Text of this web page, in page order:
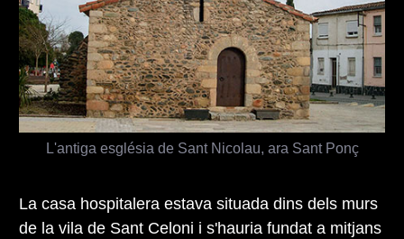
L'antiga església de Sant Nicolau, ara Sant Ponç
La casa hospitalera estava situada dins dels murs
de la vila de Sant Celoni i s'hauria fundat a mitjans